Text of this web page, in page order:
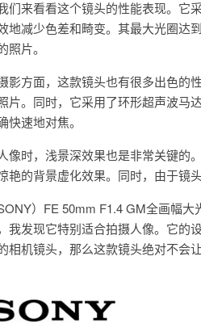
们来看看这个镜头的性能表现。它
地减少色差和畸变。其最大光圈达
照片。
影方面，这款镜头也有很多出色的
片。同时，它采用了环形超声波马
快速地对焦。
像时，浅景深效果也是非常关键的
艳的背景虚化效果。同时，由于镜
）FE 50mm F1.4 GM全画幅
我发现它特别适合拍摄人像。它的
相机镜头，那么这款镜头绝对不会让